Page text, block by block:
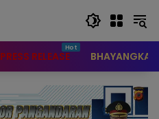
PRESS RELEASE BHAYANGKARI